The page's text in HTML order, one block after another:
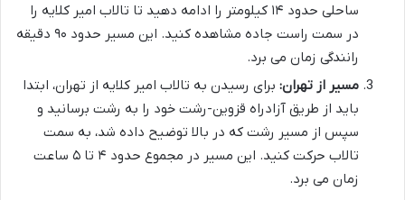
ساحلی حدود ۱۴ کیلومتر را ادامه دهید تا تالاب امیر کلایه را
در سمت راست جاده مشاهده کنید. این مسیر حدود ۹۰ دقیقه
رانندگی زمان می برد.
مسیر از تهران: برای رسیدن به تالاب امیر کلایه از تهران، ابتدا
باید از طریق آزادراه قزوین-رشت خود را به رشت برسانید و
سپس از مسیر رشت که در بالا توضیح داده شد، به سمت
تالاب حرکت کنید. این مسیر در مجموع حدود ۴ تا ۵ ساعت
زمان می برد.